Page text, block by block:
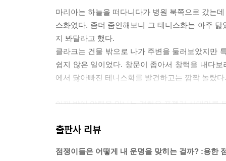
마리아는 하늘을 떠다니다가 병원 북쪽으로 갔는
스화였다. 좀더 줌인해보니 그 테니스화는 아주
지 봐달라고 했다.
클라크는 건물 밖으로 나가 주변을 둘러보았지만
쉽지 않은 일이었다. 창문이 좁아서 창턱을 내다
에서 닳아빠진 테니스화를 발견하고는 깜짝 놀랐
이제 밤에 악령을 만나는 경험은 퓨젤리 시대만큼
하거나 어둠 속에서 이상한 형상을 보는 등 당시
험이라는 점 말이다. ---「5장 '그날 밤 내 침대 머
출판사 리뷰
점쟁이들은 어떻게 내 운명을 맞히는 걸까? :용한